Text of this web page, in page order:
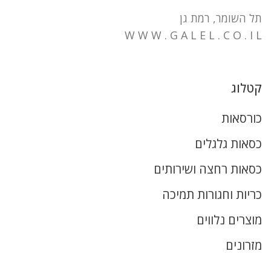
תל השומר, רמת גן
W W W . G A L E L . C O . I L
קטלוג
כורסאות
כסאות גלגלים
כסאות רחצה ושירותים
כריות וחגורות תמיכה
מוצרים נלווים
מזרונים